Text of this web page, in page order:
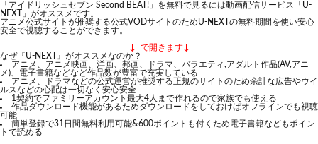
「アイドリッシュセブン Second BEAT!」を無料で見るには動画配信サービス「U-
NEXT」がオススメです。
アニメ公式サイトが推奨する公式VODサイトのためU-NEXTの無料期間を使い安心
安全で視聴することができます。
↓+で開きます↓
なぜ『U-NEXT』がオススメなのか？
アニメ、アニメ映画、洋画、邦画、ドラマ、バラエティ,アダルト作品(AV,アニ
メ)、電子書籍などなど作品数が豊富で充実している
アニメ、ドラマなどの公式運営が推奨する正規のサイトのため余計な広告やウイ
ルスなどの心配は一切なく安心安全
1契約でファミリーアカウント最大4人まで作れるので家族でも使える
作品ダウンロード機能があるためダウンロードをしておけばオフラインでも視聴
可能
簡単登録で31日間無料利用可能&600ポイントも付くため電子書籍などもポイン
トで読める